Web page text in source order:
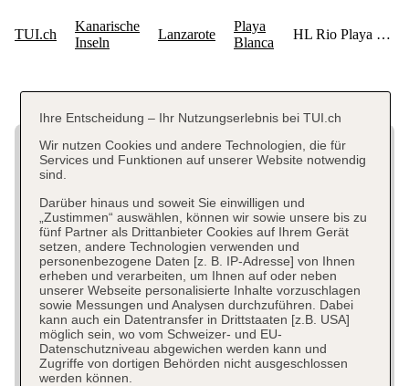
Ihre Entscheidung – Ihr Nutzungserlebnis bei TUI.ch
Wir nutzen Cookies und andere Technologien, die für
Services und Funktionen auf unserer Website notwendig
sind.
Darüber hinaus und soweit Sie einwilligen und
„Zustimmen“ auswählen, können wir sowie unsere bis zu
fünf Partner als Drittanbieter Cookies auf Ihrem Gerät
setzen, andere Technologien verwenden und
personenbezogene Daten [z. B. IP-Adresse] von Ihnen
erheben und verarbeiten, um Ihnen auf oder neben
unserer Webseite personalisierte Inhalte vorzuschlagen
sowie Messungen und Analysen durchzuführen. Dabei
kann auch ein Datentransfer in Drittstaaten [z.B. USA]
möglich sein, wo vom Schweizer- und EU-
Datenschutzniveau abgewichen werden kann und
Zugriffe von dortigen Behörden nicht ausgeschlossen
werden können.